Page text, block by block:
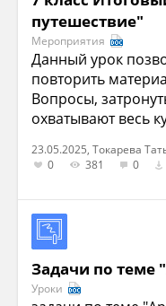
путешествие"
Мероприятия
Данный урок
повторить
Вопросы,
охватывают весь
23.05.2025, Токарева
0
381 0
Задачи по теме
Уроки